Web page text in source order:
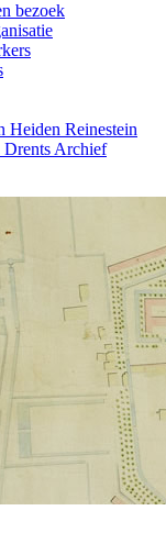
bezoek
Heiden Reinestein
Drents Archief